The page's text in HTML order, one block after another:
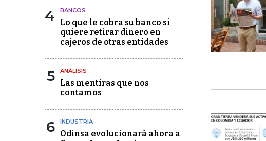
4 BANCOS
Lo que le cobra su banco si
quiere retirar dinero en
cajeros de otras entidades
5 ANÁLISIS
Las mentiras que nos
contamos
6 INDUSTRIA
Odinsa evolucionará ahora a